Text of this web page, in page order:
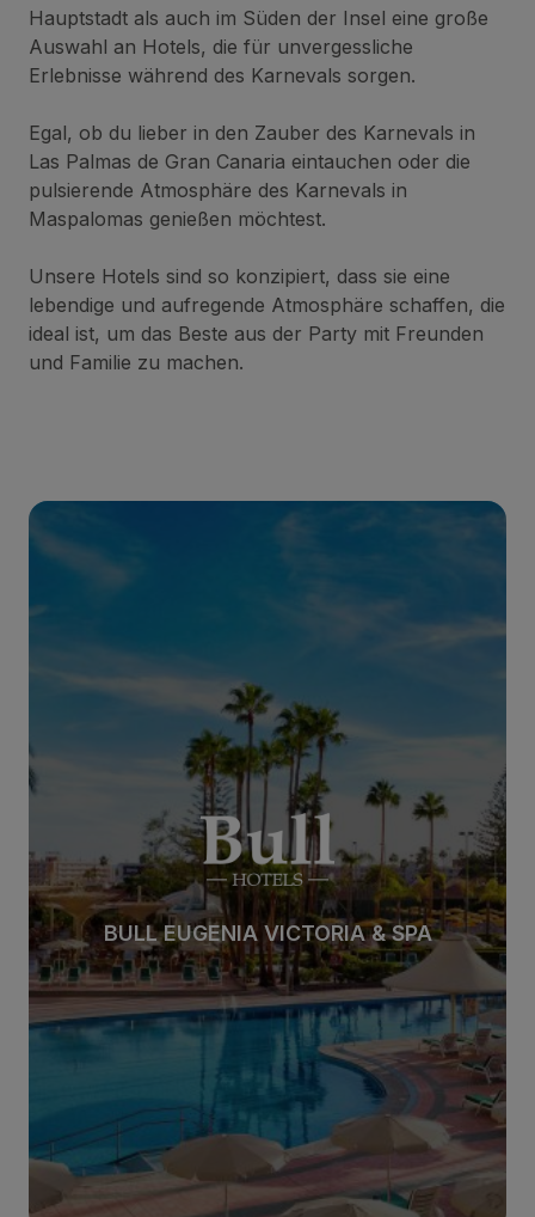
Hauptstadt als auch im Süden der Insel eine große
Auswahl an Hotels, die für unvergessliche
Erlebnisse während des Karnevals sorgen.
Egal, ob du lieber in den Zauber des Karnevals in
Las Palmas de Gran Canaria eintauchen oder die
pulsierende Atmosphäre des Karnevals in
Maspalomas genießen möchtest.
Unsere Hotels sind so konzipiert, dass sie eine
lebendige und aufregende Atmosphäre schaffen, die
ideal ist, um das Beste aus der Party mit Freunden
und Familie zu machen.
BULL EUGENIA VICTORIA & SPA
BULL EUGENIA VICTORIA & SPA
Zum Hotel